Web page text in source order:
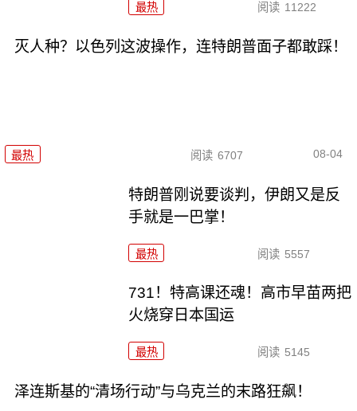
最热 阅读 11222
灭人种？以色列这波操作，连特朗普面子都敢踩！
最热 阅读 6707 08-04
特朗普刚说要谈判，伊朗又是反
手就是一巴掌！
最热 阅读 5557
731！特高课还魂！高市早苗两把
火烧穿日本国运
最热 阅读 5145
泽连斯基的“清场行动”与乌克兰的末路狂飙！